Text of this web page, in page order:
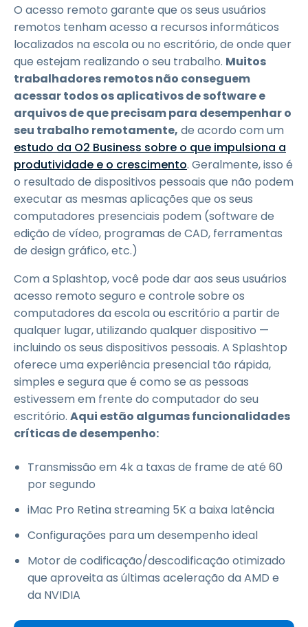
O acesso remoto garante que os seus usuários
remotos tenham acesso a recursos informáticos
localizados na escola ou no escritório, de onde quer
que estejam realizando o seu trabalho. Muitos
trabalhadores remotos não conseguem
acessar todos os aplicativos de software e
arquivos de que precisam para desempenhar o
seu trabalho remotamente, de acordo com um
estudo da O2 Business sobre o que impulsiona a
produtividade e o crescimento. Geralmente, isso é
o resultado de dispositivos pessoais que não podem
executar as mesmas aplicações que os seus
computadores presenciais podem (software de
edição de vídeo, programas de CAD, ferramentas
de design gráfico, etc.)
Com a Splashtop, você pode dar aos seus usuários
acesso remoto seguro e controle sobre os
computadores da escola ou escritório a partir de
qualquer lugar, utilizando qualquer dispositivo —
incluindo os seus dispositivos pessoais. A Splashtop
oferece uma experiência presencial tão rápida,
simples e segura que é como se as pessoas
estivessem em frente do computador do seu
escritório. Aqui estão algumas funcionalidades
críticas de desempenho:
Transmissão em 4k a taxas de frame de até 60
por segundo
iMac Pro Retina streaming 5K a baixa latência
Configurações para um desempenho ideal
Motor de codificação/descodificação otimizado
que aproveita as últimas aceleração da AMD e
da NVIDIA